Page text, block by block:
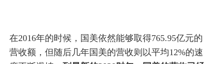
在2016年的时候，国美依然能够取得765.95亿元的
营收额，但随后几年国美的营收则以平均12%的速